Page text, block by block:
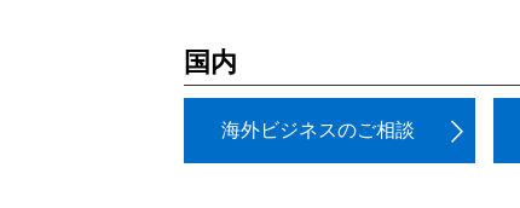
国内
海外ビジネスのご相談